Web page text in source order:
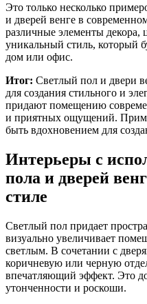
Это только несколько
и дверей венге в
различные элементы декора,
уникальный стиль, который
дом или офис.
Итог: Светлый пол и двери
для создания стильного и
придают помещению
и приятных ощущений.
быть вдохновением для
Интерьеры с
пола и дверей
стиле
Светлый пол придает
визуально увеличивает
светлым. В сочетании с
коричневую или черную
впечатляющий эффект. Это
утонченности и роскоши.